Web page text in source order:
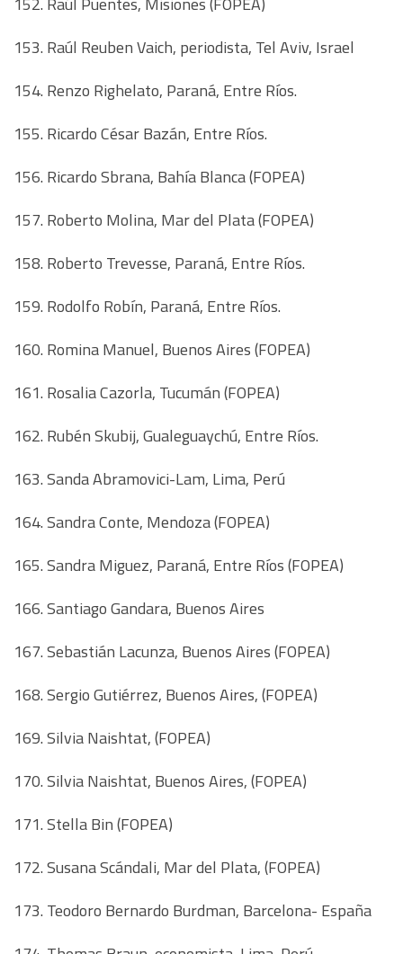
153. Raúl Reuben Vaich, periodista, Tel Aviv, Israel
154. Renzo Righelato, Paraná, Entre Ríos.
155. Ricardo César Bazán, Entre Ríos.
156. Ricardo Sbrana, Bahía Blanca (FOPEA)
157. Roberto Molina, Mar del Plata (FOPEA)
158. Roberto Trevesse, Paraná, Entre Ríos.
159. Rodolfo Robín, Paraná, Entre Ríos.
160. Romina Manuel, Buenos Aires (FOPEA)
161. Rosalia Cazorla, Tucumán (FOPEA)
162. Rubén Skubij, Gualeguaychú, Entre Ríos.
163. Sanda Abramovici-Lam, Lima, Perú
164. Sandra Conte, Mendoza (FOPEA)
165. Sandra Miguez, Paraná, Entre Ríos (FOPEA)
166. Santiago Gandara, Buenos Aires
167. Sebastián Lacunza, Buenos Aires (FOPEA)
168. Sergio Gutiérrez, Buenos Aires, (FOPEA)
169. Silvia Naishtat, (FOPEA)
170. Silvia Naishtat, Buenos Aires, (FOPEA)
171. Stella Bin (FOPEA)
172. Susana Scándali, Mar del Plata, (FOPEA)
173. Teodoro Bernardo Burdman, Barcelona- España